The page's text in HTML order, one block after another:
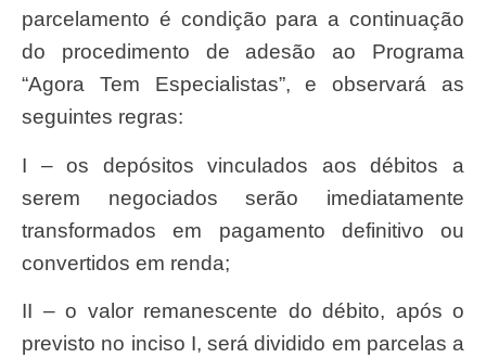
parcelamento é condição para a continuação
do procedimento de adesão ao Programa
“Agora Tem Especialistas”, e observará as
seguintes regras:
I – os depósitos vinculados aos débitos a
serem negociados serão imediatamente
transformados em pagamento definitivo ou
convertidos em renda;
II – o valor remanescente do débito, após o
previsto no inciso I, será dividido em parcelas a